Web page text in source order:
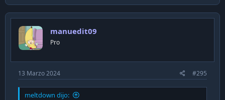
manuedit09
Pro
13 Marzo 2024 #295
meltdown dijo: